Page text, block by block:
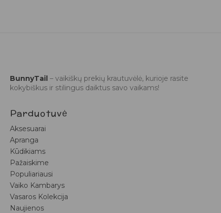
BunnyTail – vaikiškų prekių krautuvėlė, kurioje rasite
kokybiškus ir stilingus daiktus savo vaikams!
Parduotuvė
Aksesuarai
Apranga
Kūdikiams
Pažaiskime
Populiariausi
Vaiko Kambarys
Vasaros Kolekcija
Naujienos